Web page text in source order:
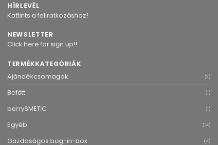
HÍRLEVÉL
Kattints a feliratkozáshoz!
NEWSLETTER
Click here for sign up!!
TERMÉKKATEGÓRIÁK
Ajándékcsomagok
(2)
Befőtt (1)
berrySMETIC (1)
Egyéb (14)
Gazdaságos bag-in-box (4)